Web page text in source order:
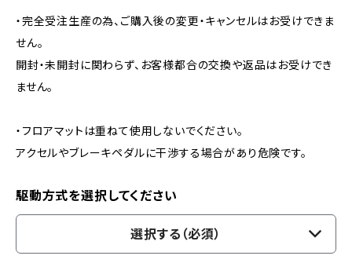
・完全受注生産の為、ご購入後の変更・キャンセルはお受けできま
せん。
開封・未開封に関わらず、お客様都合の交換や返品はお受けでき
ません。
・フロアマットは重ねて使用しないでください。
アクセルやブレーキペダルに干渉する場合があり危険です。
駆動方式を選択してください
選択する（必須）